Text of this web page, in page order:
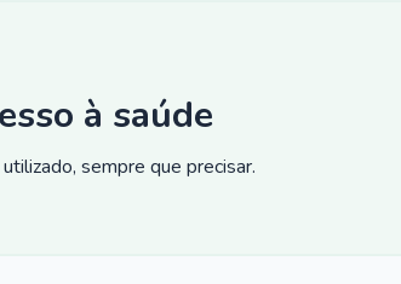
à saúde
sempre que precisar.